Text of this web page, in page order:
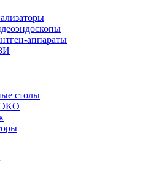
аппараты
столы
ЭКО